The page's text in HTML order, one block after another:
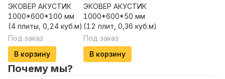
ЭКОВЕР АКУСТИК
1000*600*100 мм
(4 плиты, 0,24 куб.м)
Под заказ
В корзину
ЭКОВЕР АКУСТИК
1000*600*50 мм
(12 плит, 0,36 куб.м)
Под заказ
В корзину
Почему мы?